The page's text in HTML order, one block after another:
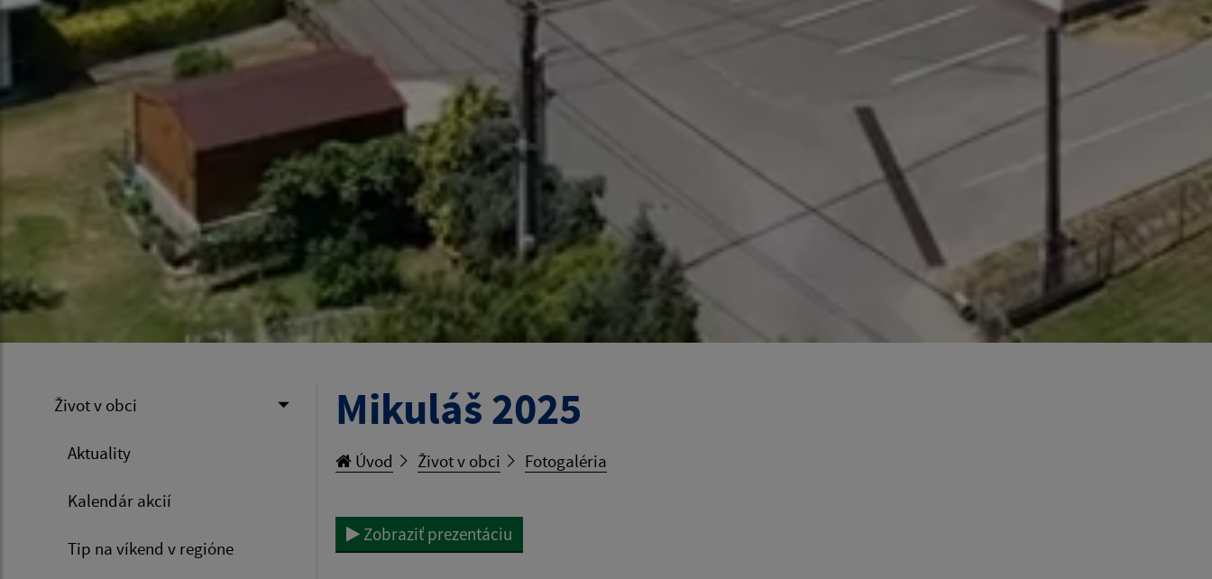
Život v obci
Aktuality
Kalendár akcií
Tip na víkend v regióne
Mikuláš 2025
Úvod Život v obci Fotogaléria
Zobraziť prezentáciu